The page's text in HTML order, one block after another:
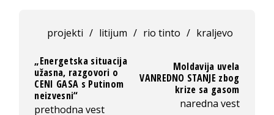
projekti / litijum / rio tinto / kraljevo
„Energetska situacija
užasna, razgovori o
CENI GASA s Putinom
neizvesni“
prethodna vest
Moldavija uvela
VANREDNO STANJE zbog
krize sa gasom
naredna vest